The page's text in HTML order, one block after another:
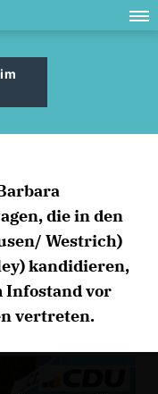
die in den
Westrich)
kandidieren,
Infostand vor
vertreten.